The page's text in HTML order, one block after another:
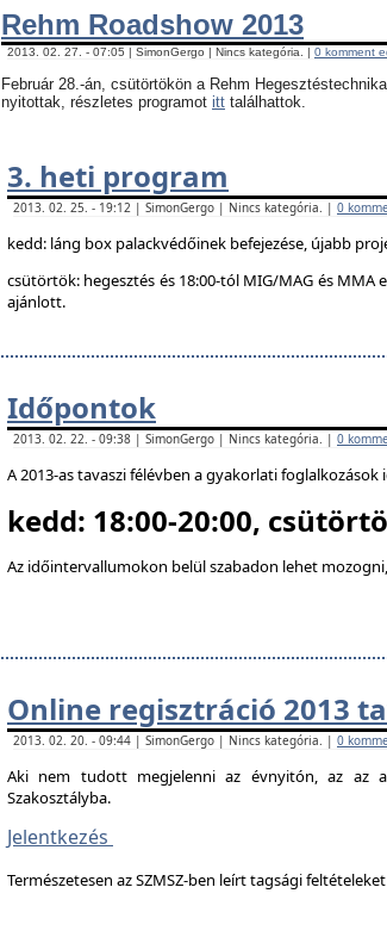
Rehm Roadshow 2013
2013. 02. 27. - 07:05 | SimonGergo | Nincs kategória. | 0 komment
Február 28.-án, csütörtökön a Rehm
nyitottak, részletes programot itt találhattok.
3. heti program
2013. 02. 25. - 19:12 | SimonGergo | Nincs kategória. | 0
kedd: láng box palackvédőinek befejezése, újabb
csütörtök: hegesztés és 18:00-tól MIG/MAG és
ajánlott.
Időpontok
2013. 02. 22. - 09:38 | SimonGergo | Nincs kategória. | 0
A 2013-as tavaszi félévben a gyakorlati foglalkozások
kedd: 18:00-20:00,
Az időintervallumokon belül szabadon lehet
Online regisztráció 2013
2013. 02. 20. - 09:44 | SimonGergo | Nincs kategória. | 0
Aki nem tudott megjelenni az évnyitón, az az
Szakosztályba.
Jelentkezés
Természetesen az SZMSZ-ben leírt tagsági